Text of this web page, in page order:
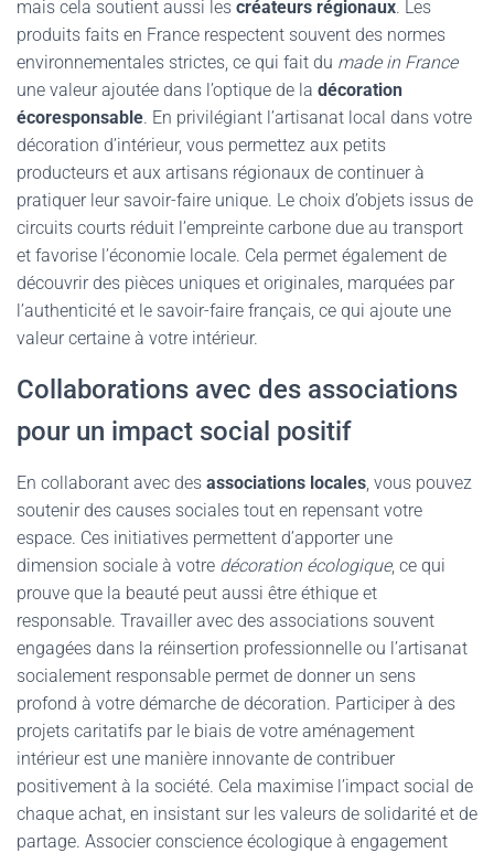
mais cela soutient aussi les créateurs régionaux. Les
produits faits en France respectent souvent des normes
environnementales strictes, ce qui fait du made in France
une valeur ajoutée dans l’optique de la décoration
écoresponsable. En privilégiant l’artisanat local dans votre
décoration d’intérieur, vous permettez aux petits
producteurs et aux artisans régionaux de continuer à
pratiquer leur savoir-faire unique. Le choix d’objets issus de
circuits courts réduit l’empreinte carbone due au transport
et favorise l’économie locale. Cela permet également de
découvrir des pièces uniques et originales, marquées par
l’authenticité et le savoir-faire français, ce qui ajoute une
valeur certaine à votre intérieur.
Collaborations avec des associations
pour un impact social positif
En collaborant avec des associations locales, vous pouvez
soutenir des causes sociales tout en repensant votre
espace. Ces initiatives permettent d’apporter une
dimension sociale à votre décoration écologique, ce qui
prouve que la beauté peut aussi être éthique et
responsable. Travailler avec des associations souvent
engagées dans la réinsertion professionnelle ou l’artisanat
socialement responsable permet de donner un sens
profond à votre démarche de décoration. Participer à des
projets caritatifs par le biais de votre aménagement
intérieur est une manière innovante de contribuer
positivement à la société. Cela maximise l’impact social de
chaque achat, en insistant sur les valeurs de solidarité et de
partage. Associer conscience écologique à engagement